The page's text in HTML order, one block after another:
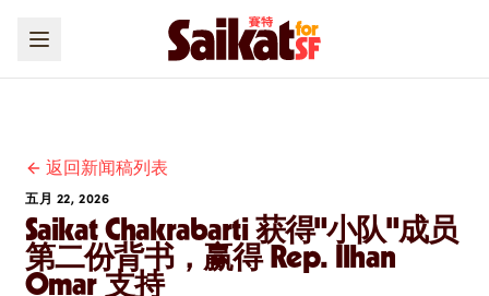
返回新闻稿列表
五月 22, 2026
Saikat Chakrabarti 获得"小队"成员
第二份背书，赢得 Rep. Ilhan
Omar 支持